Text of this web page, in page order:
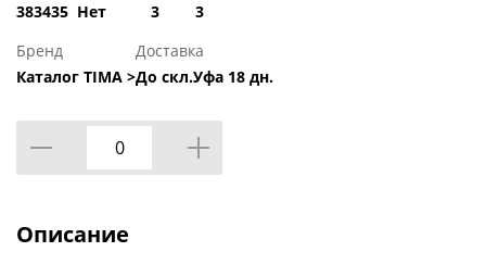
383435 Нет
3
3
Бренд
Каталог TIMA >
Доставка
До скл.Уфа 18 дн.
Описание